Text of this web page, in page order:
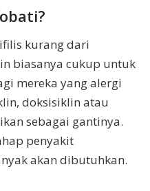
kurang dari
biasanya cukup untuk
mereka yang alergi
doksisiklin atau
sebagai gantinya.
penyakit
akan dibutuhkan.